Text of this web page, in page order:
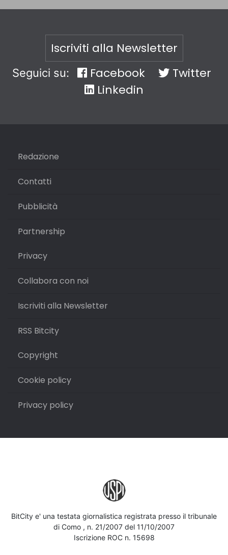
Iscriviti alla Newsletter
Seguici su: Facebook
Twitter
Linkedin
Redazione
Contatti
Pubblicità
Partnership
Privacy
Collabora con noi
Iscriviti alla Newsletter
RSS Bitcity
Copyright
Cookie policy
Privacy policy
BitCity e' una testata giornalistica registrata presso il tribunale
di Como , n. 21/2007 del 11/10/2007
Iscrizione ROC n. 15698